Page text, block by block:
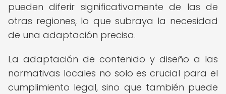
pueden diferir significativamente de las de
otras regiones, lo que subraya la necesidad
de una adaptación precisa.
La adaptación de contenido y diseño a las
normativas locales no solo es crucial para el
cumplimiento legal, sino que también puede